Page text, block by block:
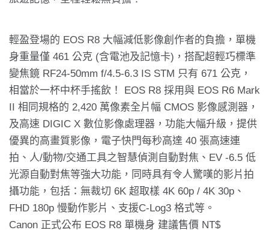
輕盈登場的 EOS R8 大幅減低影像創作者的負擔，單機
身重量僅 461 公克 (含電池及記憶卡)，搭配超輕巧標準
變焦鏡 RF24-50mm f/4.5-6.3 IS STM 只有 671 公克，
相當於一杯中杯手搖飲！ EOS R8 採用與 EOS R6 Mark
II 相同規格的 2,420 萬像素全片幅 CMOS 影像感測器，
及高速 DIGIC X 數位影像處理器，功能大幅升級，提供
優異的高畫質影像，電子快門每秒高達 40 張高速連
拍、人/動物/交通工具之智慧偵測自動對焦、EV -6.5 低
光源自動對焦等強大功能，同時具有令人驚嘆的影片拍
攝功能，包括：無裁切 6K 超取樣 4K 60p / 4K 30p、
FHD 180p 慢動作影片、支援C-Log3 格式等。
Canon 正式公布 EOS R8 單機身 建議售價 NT$